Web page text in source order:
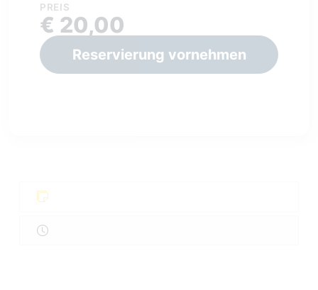
PREIS
€ 20,00
Reservierung vornehmen